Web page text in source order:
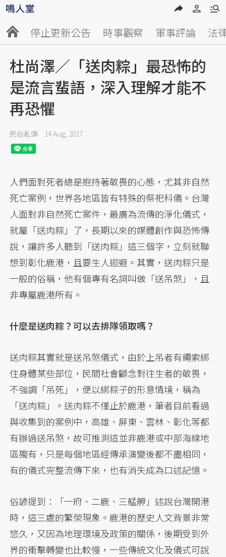
停止更新公告 時事觀察 軍事評論 法
杜尚澤／「送肉粽」最恐怖的
是流言蜚語，深入理解才能不
再恐懼
民俗亂彈 14 Aug, 2017
人們面對死者總是抱持著敬畏的心態，尤其非自然
死亡案例，世界各地區皆有特殊的祭祀科儀。台灣
人面對非自然死亡案件，最廣為流傳的淨化儀式，
就屬「送肉粽」了，長期以來的媒體創作與恐怖傳
說，讓許多人聽到「送肉粽」這三個字，立刻就聯
想到彰化鹿港，且要生人迴避。其實，送肉粽只是
一般的俗稱，他有個專有名詞叫做「送吊煞」，且
非專屬鹿港所有。
什麼是送肉粽？可以去排隊領取嗎？
送肉粽其實就是送吊煞儀式，由於上吊者有繩索綁
住身體某些部位，民間社會顧念對往生者的敬畏，
不強調「吊死」，便以綁粽子的形意情境，稱為
「送肉粽」。送肉粽不僅止於鹿港，筆者目前看過
與收集到的案例中，高雄、屏東、雲林、彰化等都
有辦過送吊煞，故可推測這並非鹿港或中部海線地
區獨有，只是每個地區經傳承演變後都不盡相同，
有的儀式完整流傳下來，也有消失成為口述記憶。
俗諺提到：「一府、二鹿、三艋舺」述說台灣開港
時，這三處的繁榮現象。鹿港的歷史人文背景非常
悠久，又因為地理環境及政策的關係，後期受到外
界的衝擊轉變也比較慢，一些傳統文化及儀式可說